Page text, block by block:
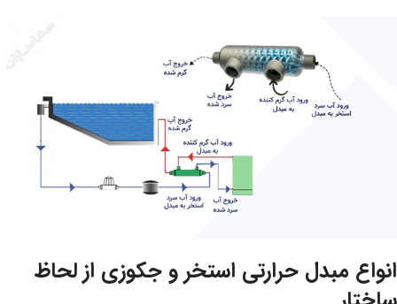
انواع مبدل حرارتی استخر و جکوزی از لحاظ